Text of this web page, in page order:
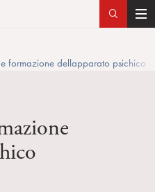
T
g
formazione dellapparato psichico